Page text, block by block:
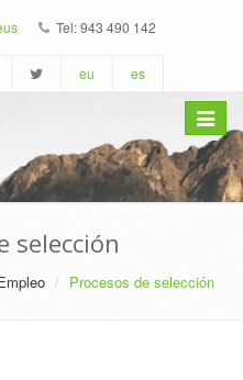
Tel: 943 490 142
eu es
Toggle
selección
Procesos de selección